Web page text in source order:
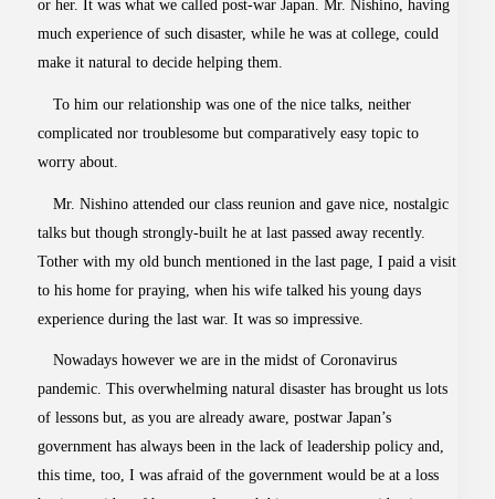
or her. It was what we called post-war Japan. Mr. Nishino, having
much experience of such disaster, while he was at college, could
make it natural to decide helping them.
To him our relationship was one of the nice talks, neither
complicated nor troublesome but comparatively easy topic to
worry about.
Mr. Nishino attended our class reunion and gave nice, nostalgic
talks but though strongly-built he at last passed away recently.
Tother with my old bunch mentioned in the last page, I paid a visit
to his home for praying, when his wife talked his young days
experience during the last war. It was so impressive.
Nowadays however we are in the midst of Coronavirus
pandemic. This overwhelming natural disaster has brought us lots
of lessons but, as you are already aware, postwar Japan’s
government has always been in the lack of leadership policy and,
this time, too, I was afraid of the government would be at a loss